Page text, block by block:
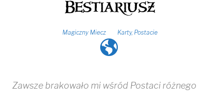
Bestiariusz
Magiczny Miecz Karty, Postacie
Zawsze brakowało mi wśród Postaci różnego